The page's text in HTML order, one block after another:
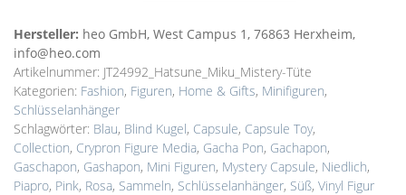
Rucksack-
Anhänger
-
Mistery
Tüte
Menge
Hersteller: heo GmbH, West Campus 1, 76863 Herxheim,
info@heo.com
Artikelnummer: JT24992_Hatsune_Miku_Mistery-Tüte
Kategorien: Fashion, Figuren, Home & Gifts, Minifiguren,
Schlüsselanhänger
Schlagwörter: Blau, Blind Kugel, Capsule, Capsule Toy,
Collection, Crypron Figure Media, Gacha Pon, Gachapon,
Gaschapon, Gashapon, Mini Figuren, Mystery Capsule, Niedlich,
Piapro, Pink, Rosa, Sammeln, Schlüsselanhänger, Süß, Vinyl Figur